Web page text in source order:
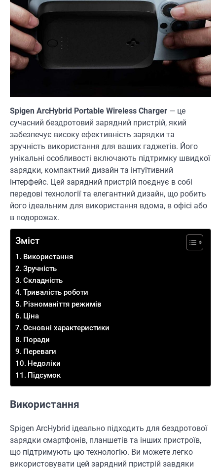
Spigen ArcHybrid Portable Wireless Charger — це
сучасний бездротовий зарядний пристрій, який
забезпечує високу ефективність зарядки та
зручність використання для ваших гаджетів. Його
унікальні особливості включають підтримку швидкої
зарядки, компактний дизайн та інтуїтивний
інтерфейс. Цей зарядний пристрій поєднує в собі
передові технології та елегантний дизайн, що робить
його ідеальним для використання вдома, в офісі або
в подорожах.
Зміст
Використання
Зручність
Складність
Тривалість роботи
Різноманіття режимів
Ціна
Основні характеристики
Поради
Переваги
Недоліки
Підсумок
Використання
Spigen ArcHybrid ідеально підходить для бездротової
зарядки смартфонів, планшетів та інших пристроїв,
що підтримують цю технологію. Ви можете легко
використовувати цей зарядний пристрій завдяки